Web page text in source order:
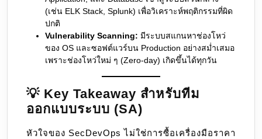
(เช่น ELK Stack, Splunk) เพื่อวิเคราะห์พฤติกรรมที่ผิด
ปกติ
Vulnerability Scanning: มีระบบสแกนหาช่องโหว่
ของ OS และซอฟต์แวร์บน Production อย่างสม่ำเสมอ
เพราะช่องโหว่ใหม่ ๆ (Zero-day) เกิดขึ้นได้ทุกวัน
💡 Key Takeaway สำหรับทีม
ออกแบบระบบ (SA)
หัวใจของ SecDevOps ไม่ใช่การซื้อเครื่องมือราคา